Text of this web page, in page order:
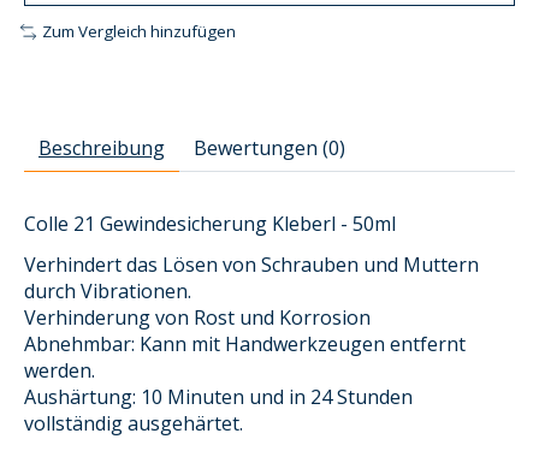
Zum Vergleich hinzufügen
Beschreibung Bewertungen (0)
Colle 21 Gewindesicherung Kleberl - 50ml
Verhindert das Lösen von Schrauben und Muttern
durch Vibrationen.
Verhinderung von Rost und Korrosion
Abnehmbar: Kann mit Handwerkzeugen entfernt
werden.
Aushärtung: 10 Minuten und in 24 Stunden
vollständig ausgehärtet.